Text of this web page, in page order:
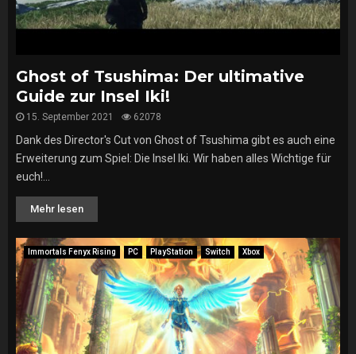
Ghost of Tsushima: Der ultimative
Guide zur Insel Iki!
15. September 2021 62078
Dank des Director's Cut von Ghost of Tsushima gibt es auch eine
Erweiterung zum Spiel: Die Insel Iki. Wir haben alles Wichtige für
euch!...
Mehr lesen
Immortals Fenyx Rising PC PlayStation Switch Xbox